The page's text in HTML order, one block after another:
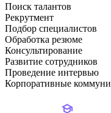
Поиск талантов
Рекрутмент
Подбор специалистов
Обработка резюме
Консультирование
Развитие сотрудников
Проведение интервью
Корпоративные